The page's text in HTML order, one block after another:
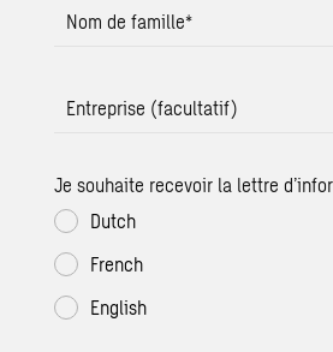
Nom de famille*
Entreprise (facultatif)
Je souhaite recevoir la lettre
Dutch
French
English